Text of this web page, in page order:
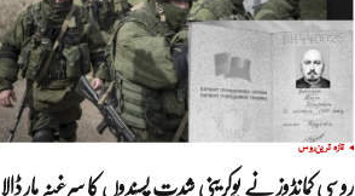
تازہ ترینروس